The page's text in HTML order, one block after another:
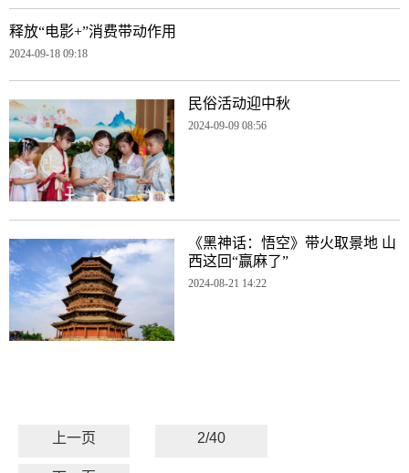
释放“电影+”消费带动作用
2024-09-18 09:18
民俗活动迎中秋
2024-09-09 08:56
《黑神话：悟空》带火取景地 山
西这回“赢麻了”
2024-08-21 14:22
上一页 2/40